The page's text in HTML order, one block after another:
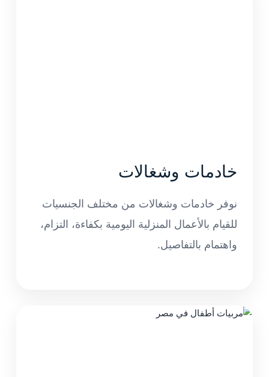
خادمات وشغالات
نوفر خادمات وشغالات من مختلف الجنسيات
للقيام بالأعمال المنزلية اليومية بكفاءة، التزام،
واهتمام بالتفاصيل.